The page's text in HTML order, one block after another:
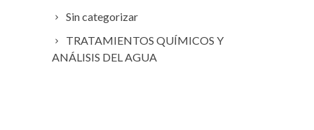
Sin categorizar
TRATAMIENTOS QUÍMICOS Y
ANÁLISIS DEL AGUA